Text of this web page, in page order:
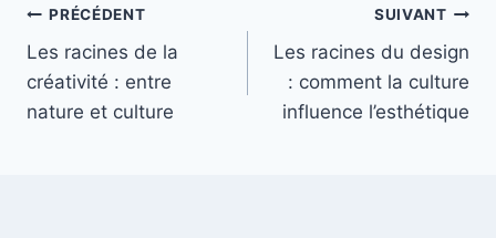
Navigation
de
l’article
PRÉCÉDENT
Les racines de la
créativité : entre
nature et culture
SUIVANT
Les racines du design
: comment la culture
influence l’esthétique